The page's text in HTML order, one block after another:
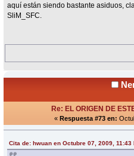
aquí están siendo bastante asiduos,
SliM_SFC.
Re: EL ORIGEN DE
« Respuesta #73 en:
Cita de: hwuan en Octubre 07, 2009, 11:43